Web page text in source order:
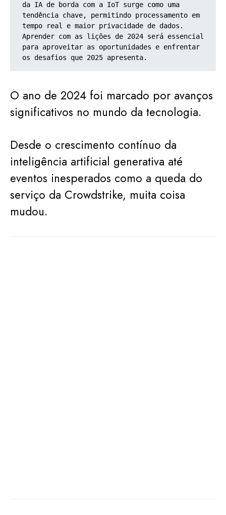
da IA de borda com a IoT surge como uma
tendência chave, permitindo processamento em
tempo real e maior privacidade de dados.
Aprender com as lições de 2024 será essencial
para aproveitar as oportunidades e enfrentar
os desafios que 2025 apresenta.
O ano de 2024 foi marcado por avanços
significativos no mundo da tecnologia.
Desde o crescimento contínuo da
inteligência artificial generativa até
eventos inesperados como a queda do
serviço da Crowdstrike, muita coisa
mudou.